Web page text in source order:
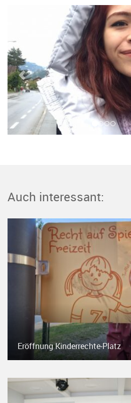
Auch interessant:
Eröffnung Kinderrechte-Platz